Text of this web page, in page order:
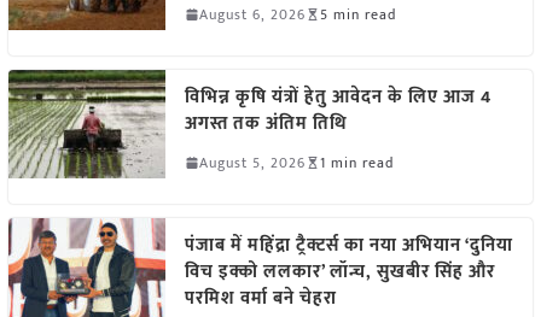
August 6, 2026 5 min read
विभिन्न कृषि यंत्रों हेतु आवेदन के लिए आज 4
अगस्त तक अंतिम तिथि
August 5, 2026 1 min read
पंजाब में महिंद्रा ट्रैक्टर्स का नया अभियान ‘दुनिया
विच इक्को ललकार’ लॉन्च, सुखबीर सिंह और
परमिश वर्मा बने चेहरा